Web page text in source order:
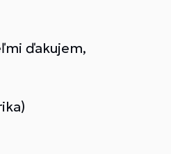
ďakujem,